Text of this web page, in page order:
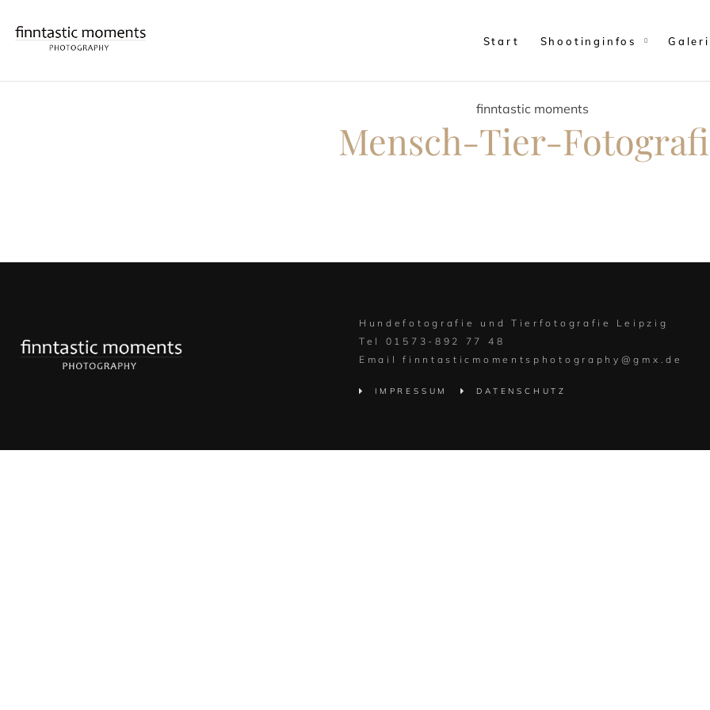
Start Shootinginfos
finntastic moments
Mensch-Tier-
Hundefotografie und Tierfotografie Leipzig
Tel 01573-892 77 48
Email finntasticmomentsphotography@gmx.de
IMPRESSUM DATENSCHUTZ